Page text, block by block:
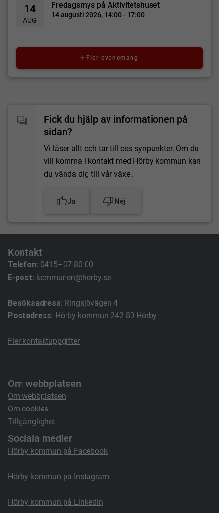
14
AUG
Fredagsmys på Aktivitetshuset
14 augusti 2026, 14:00 - 17:00
Fler evenemang
Fick du hjälp av informationen på
sidan?
Vi läser allt och tar till oss synpunkter. Om du
vill komma i kontakt med Hörby kommun kan
du vända dig till vår växel.
Ja Nej
Kontakt
Telefon: 0415–37 80 00
E-post: kommunen@horby.se
Besöksadress: Ringsjövägen 4
Postadress: Hörby kommun 242 80 Hörby
Fler kontaktuppgifter
Om webbplatsen
Om webbplatsen
Om cookies
Tillgänglighet
Sociala medier
Hörby kommun på Facebook
Hörby kommun på Instagram
Hörby kommun på Linkedin